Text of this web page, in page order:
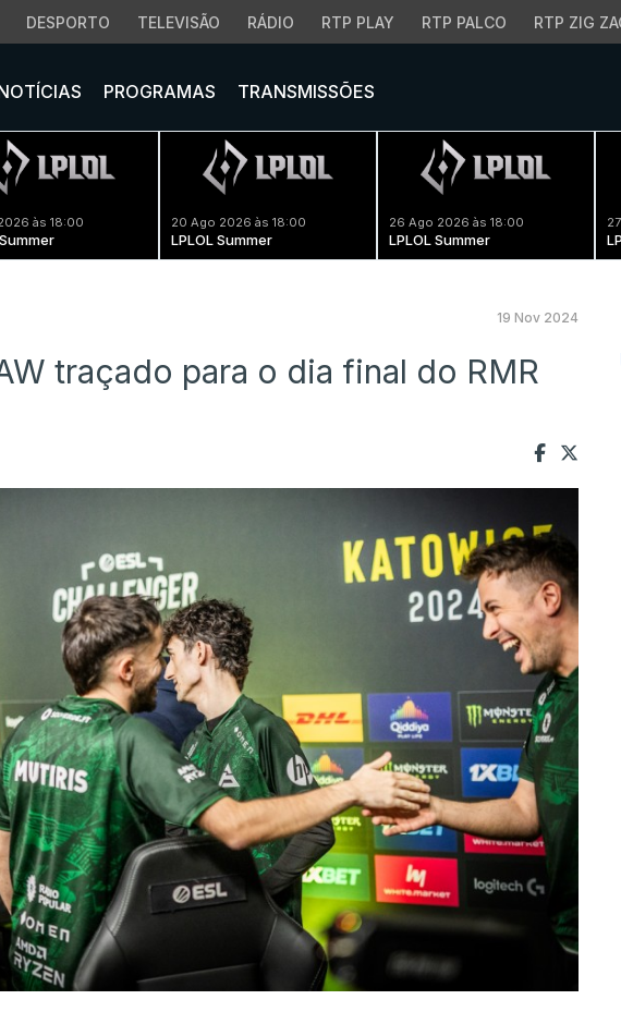
DESPORTO TELEVISÃO RÁDIO RTP PLAY RTP PALCO RTP ZIG
PROGRAMAS TRANSMISSÕES
às 18:00 20 Ago 2026 às 18:00
LPLOL Summer
26 Ago 2026 às 18:00
LPLOL Summer
19 Nov 2024
traçado para o dia final do RMR